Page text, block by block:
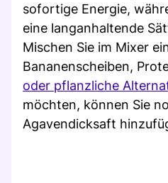
sofortige Energie,
eine langanhaltende
Mischen Sie im Mixer
Bananenscheiben,
oder pflanzliche
möchten, können Sie
Agavendicksaft